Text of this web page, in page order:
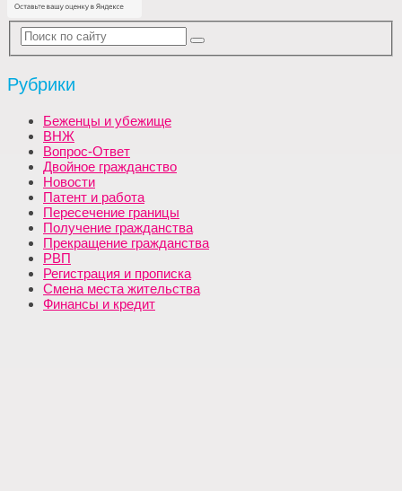
Рубрики
Беженцы и убежище
ВНЖ
Вопрос-Ответ
Двойное гражданство
Новости
Патент и работа
Пересечение границы
Получение гражданства
Прекращение гражданства
РВП
Регистрация и прописка
Смена места жительства
Финансы и кредит